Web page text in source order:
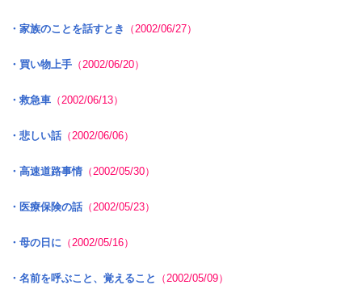
・家族のことを話すとき （2002/06/27）
・買い物上手（2002/06/20）
・救急車（2002/06/13）
・悲しい話（2002/06/06）
・高速道路事情（2002/05/30）
・医療保険の話（2002/05/23）
・母の日に（2002/05/16）
・名前を呼ぶこと、覚えること （2002/05/09）